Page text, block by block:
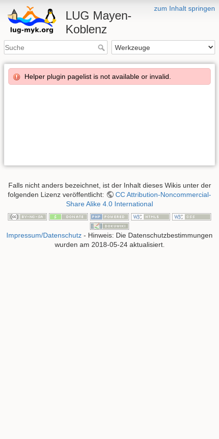
zum Inhalt springen
LUG Mayen-
Koblenz
Helper plugin pagelist is not available or invalid.
Falls nicht anders bezeichnet, ist der Inhalt dieses Wikis unter der
folgenden Lizenz veröffentlicht:
CC Attribution-Noncommercial-
Share Alike 4.0 International
Impressum/Datenschutz - Hinweis: Die Datenschutzbestimmungen
wurden am 2018-05-24 aktualisiert.